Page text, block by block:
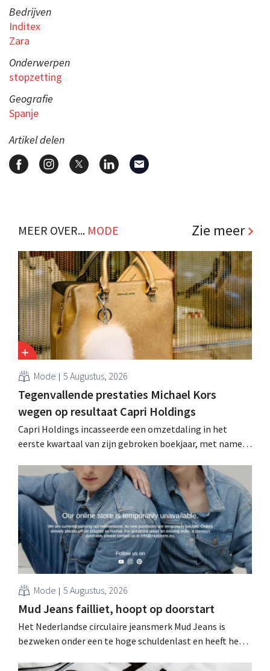
Bedrijven
Inditex
Zara
Onderwerpen
stopzetting
Geografie
Spanje
Artikel delen
MEER OVER... MODE Zie meer
Mode 5 Augustus, 2026
Tegenvallende prestaties Michael Kors
wegen op resultaat Capri Holdings
Capri Holdings incasseerde een omzetdaling in het
eerste kwartaal van zijn gebroken boekjaar, met name
Kors, ondanks sterke resultaten van Jimmy Choo.
Mode 5 Augustus, 2026
Mud Jeans failliet, hoopt op doorstart
Het Nederlandse circulaire jeansmerk Mud Jeans is
bezweken onder een te hoge schuldenlast en heeft het